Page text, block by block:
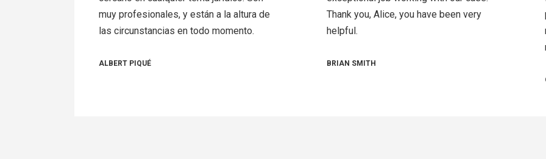
muy profesionales, y están a la altura de
las circunstancias en todo momento.
ALBERT PIQUÉ
Thank you, Alice, you have been very
helpful.
BRIAN SMITH